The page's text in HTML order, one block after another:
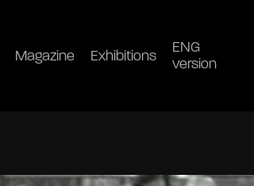
Magazine Exhibitions
ENG
version